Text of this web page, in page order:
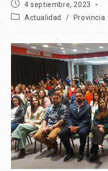
4 septiembre, 2023
Actualidad
/ Provincia